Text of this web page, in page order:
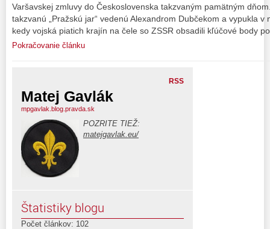
Varšavskej zmluvy do Československa takzvaným pamätným
takzvanú „Pražskú jar“ vedenú Alexandrom Dubčekom a vypukla
kedy vojská piatich krajín na čele so ZSSR obsadili kľúčové body
Pokračovanie článku
RSS
Matej Gavlák
mpgavlak.blog.pravda.sk
POZRITE TIEŽ:
matejgavlak.eu/
Štatistiky blogu
Počet článkov: 102